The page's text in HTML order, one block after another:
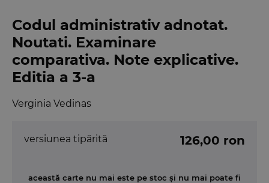
Codul administrativ adnotat.
Noutati. Examinare
comparativa. Note explicative.
Editia a 3-a
Verginia Vedinas
versiunea tipărită 126,00 ron
această carte nu mai este pe stoc și nu mai poate fi